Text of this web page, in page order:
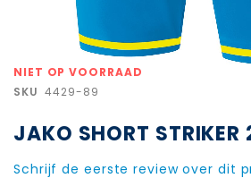
NIET OP VOORRAAD
SKU 4429-89
JAKO SHORT
Schrijf de eerste review over dit
Ga
naar
van
afbeeldingen-